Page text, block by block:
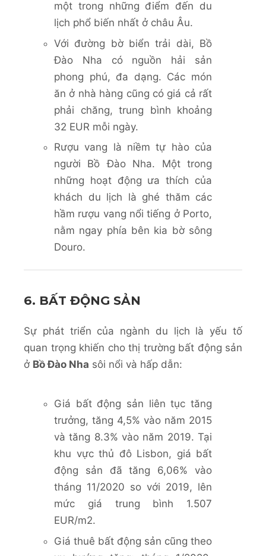
một trong những điểm đến du
lịch phổ biến nhất ở châu Âu.
Với đường bờ biển trải dài, Bồ
Đào Nha có nguồn hải sản
phong phú, đa dạng. Các món
ăn ở nhà hàng cũng có giá cả rất
phải chăng, trung bình khoảng
32 EUR mỗi ngày.
Rượu vang là niềm tự hào của
người Bồ Đào Nha. Một trong
những hoạt động ưa thích của
khách du lịch là ghé thăm các
hầm rượu vang nổi tiếng ở Porto,
nằm ngay phía bên kia bờ sông
Douro.
6. BẤT ĐỘNG SẢN
Sự phát triển của ngành du lịch là yếu tố
quan trọng khiến cho thị trường bất động sản
ở Bồ Đào Nha sôi nổi và hấp dẫn:
Giá bất động sản liên tục tăng
trưởng, tăng 4,5% vào năm 2015
và tăng 8.3% vào năm 2019. Tại
khu vực thủ đô Lisbon, giá bất
động sản đã tăng 6,06% vào
tháng 11/2020 so với 2019, lên
mức giá trung bình 1.507
EUR/m2.
Giá thuê bất động sản cũng theo